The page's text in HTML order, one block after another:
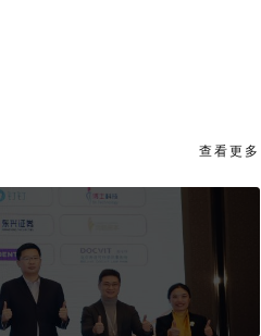
查看更多